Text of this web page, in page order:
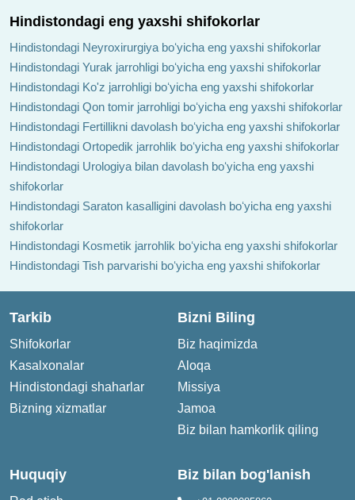
Hindistondagi eng yaxshi shifokorlar
Hindistondagi Neyroxirurgiya boʻyicha eng yaxshi shifokorlar
Hindistondagi Yurak jarrohligi boʻyicha eng yaxshi shifokorlar
Hindistondagi Ko'z jarrohligi boʻyicha eng yaxshi shifokorlar
Hindistondagi Qon tomir jarrohligi boʻyicha eng yaxshi shifokorlar
Hindistondagi Fertillikni davolash boʻyicha eng yaxshi shifokorlar
Hindistondagi Ortopedik jarrohlik boʻyicha eng yaxshi shifokorlar
Hindistondagi Urologiya bilan davolash boʻyicha eng yaxshi
shifokorlar
Hindistondagi Saraton kasalligini davolash boʻyicha eng yaxshi
shifokorlar
Hindistondagi Kosmetik jarrohlik boʻyicha eng yaxshi shifokorlar
Hindistondagi Tish parvarishi boʻyicha eng yaxshi shifokorlar
Tarkib
Shifokorlar
Kasalxonalar
Hindistondagi shaharlar
Bizning xizmatlar
Bizni Biling
Biz haqimizda
Aloqa
Missiya
Jamoa
Biz bilan hamkorlik qiling
Huquqiy Biz bilan bog'lanish